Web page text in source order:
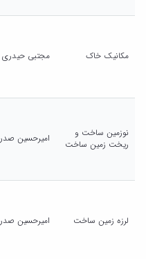
مکانیک خاک مجتبی حیدری
نوزمین ساخت و
ریخت زمین ساخت
امیرحسین صدر
لرزه زمین ساخت امیرحسین صدر